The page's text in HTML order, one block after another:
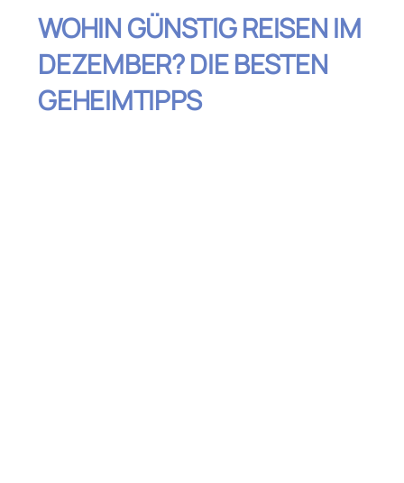
WOHIN GÜNSTIG REISEN IM
DEZEMBER? DIE BESTEN
GEHEIMTIPPS